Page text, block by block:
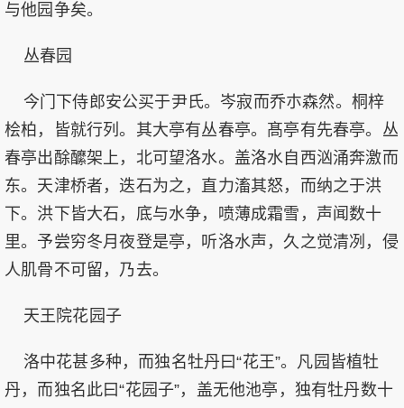
与他园争矣。
丛春园
今门下侍郎安公买于尹氏。岑寂而乔朩森然。桐梓
桧柏，皆就行列。其大亭有丛春亭。髙亭有先春亭。丛
春亭出酴醿架上，北可望洛水。盖洛水自西汹涌奔激而
东。天津桥者，迭石为之，直力滀其怒，而纳之于洪
下。洪下皆大石，底与水争，喷薄成霜雪，声闻数十
里。予尝穷冬月夜登是亭，听洛水声，久之觉清冽，侵
人肌骨不可留，乃去。
天王院花园子
洛中花甚多种，而独名牡丹曰“花王”。凡园皆植牡
丹，而独名此曰“花园子”，盖无他池亭，独有牡丹数十